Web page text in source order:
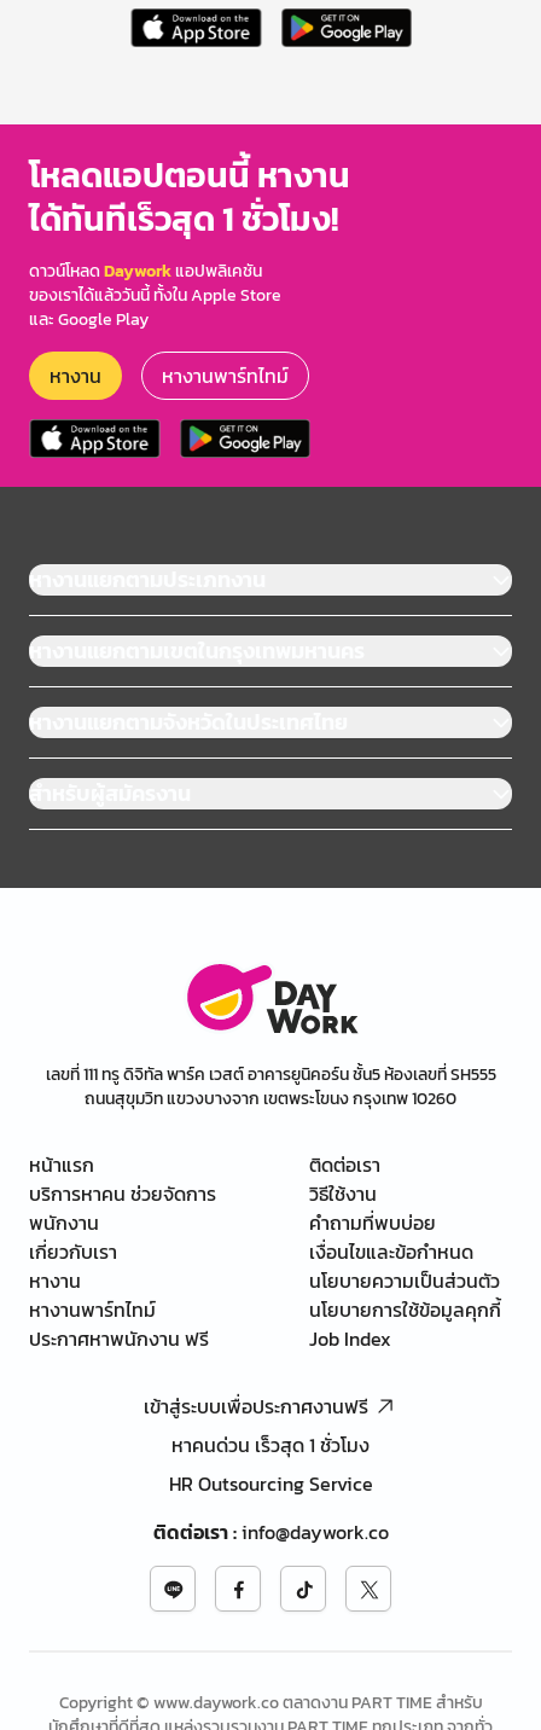
โหลดแอปตอนนี้ หางาน
ได้ทันทีเร็วสุด 1 ชั่วโมง!
ดาวน์โหลดDayworkแอปพลิเคชัน
ของเราได้แล้ววันนี้ ทั้งใน Apple Store
และ Google Play
หางาน หางานพาร์ทไทม์
หางานแยกตามประเภทงาน
หางานแยกตามเขตในกรุงเทพมหานคร
หางานแยกตามจังหวัดในประเทศไทย
สำหรับผู้สมัครงาน
เลขที่ 111 ทรู ดิจิทัล พาร์ค เวสต์ อาคารยูนิคอร์น ชั้น5 ห้องเลขที่ SH555
ถนนสุขุมวิท แขวงบางจาก เขตพระโขนง กรุงเทพ 10260
หน้าแรก
บริการหาคน ช่วยจัดการ
พนักงาน
เกี่ยวกับเรา
หางาน
หางานพาร์ทไทม์
ประกาศหาพนักงาน ฟรี
ติดต่อเรา
วิธีใช้งาน
คำถามที่พบบ่อย
เงื่อนไขและข้อกำหนด
นโยบายความเป็นส่วนตัว
นโยบายการใช้ข้อมูลคุกกี้
Job Index
เข้าสู่ระบบเพื่อประกาศงานฟรี
หาคนด่วน เร็วสุด 1 ชั่วโมง
HR Outsourcing Service
ติดต่อเรา:info@daywork.co
Copyright © www.daywork.co ตลาดงาน PART TIME สำหรับ